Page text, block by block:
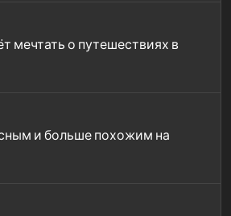
мечтать о путешествиях в
и больше похожим на